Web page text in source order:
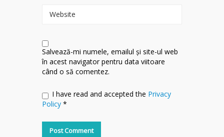
Website
Salvează-mi numele, emailul și site-ul web
în acest navigator pentru data viitoare
când o să comentez.
I have read and accepted the Privacy
Policy *